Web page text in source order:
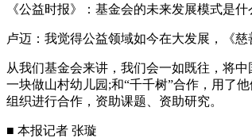
《公益时报》：基金会的未来发展模式是什
卢迈：我觉得公益领域如今在大发展，《
从我们基金会来讲，我们会一如既往，将
一块做山村幼儿园;和“千千树”合作，用了
组织进行合作，资助课题、资助研究。
■ 本报记者 张璇